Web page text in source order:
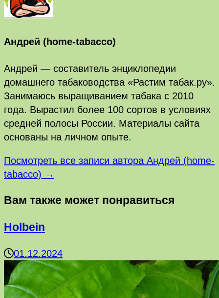
Андрей (home-tabacco)
Андрей — составитель энциклопедии
домашнего табаководства «Растим табак.ру».
Занимаюсь выращиванием табака с 2010
года. Вырастил более 100 сортов в условиях
средней полосы России. Материалы сайта
основаны на личном опыте.
Посмотреть все записи автора Андрей (home-
tabacco) →
Вам также может понравиться
Holbein
01.12.2024